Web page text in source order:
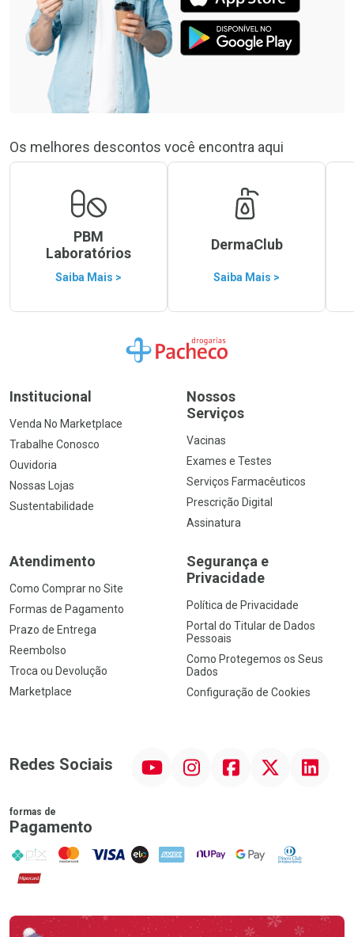
Os melhores descontos você encontra aqui
PBM
Laboratórios
Saiba Mais >
DermaClub
Saiba Mais >
Ir para a Home
Institucional
Venda No Marketplace
Trabalhe Conosco
Ouvidoria
Nossas Lojas
Sustentabilidade
Nossos
Serviços
Vacinas
Exames e Testes
Serviços Farmacêuticos
Prescrição Digital
Assinatura
Atendimento
Como Comprar no Site
Formas de Pagamento
Prazo de Entrega
Reembolso
Troca ou Devolução
Marketplace
Segurança e
Privacidade
Política de Privacidade
Portal do Titular de Dados
Pessoais
Como Protegemos os Seus
Dados
Configuração de Cookies
Redes Sociais InstagramFacebookTwitter Linkedin
formas de
Pagamento
PIX MasterCard
VISA ELO AMEX NuPay Google PayDiners Club
Hipercard
Promoção em Destaque